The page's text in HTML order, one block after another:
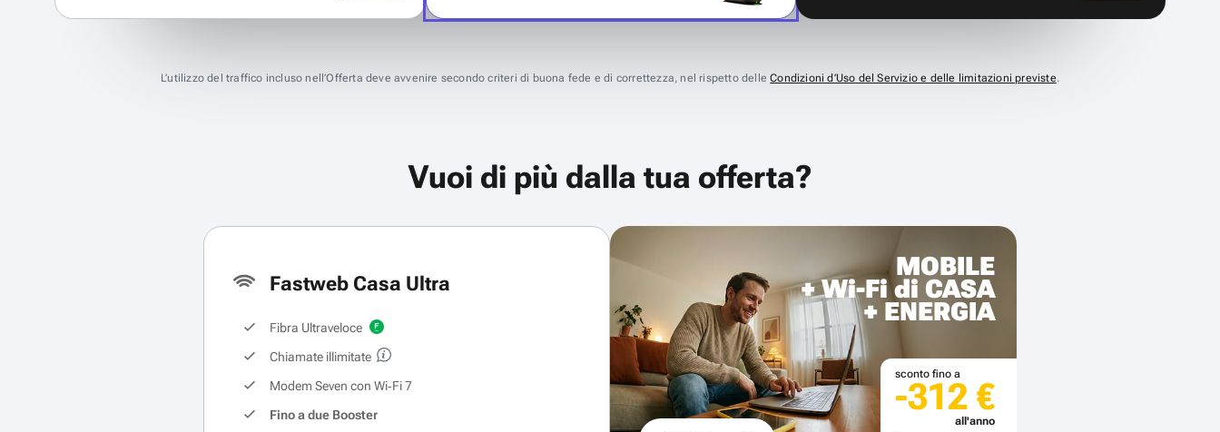
L’utilizzo del traffico incluso nell’Offerta deve avvenire secondo criteri di buona fede e di correttezza, nel rispetto delleCondizioni d’Uso del Servizio e delle limitazioni previste.
Vuoi di più dalla tua offerta?
Fastweb Casa Ultra
Fibra Ultraveloce
Chiamate illimitate
Modem Seven con Wi‑Fi 7
Fino a due Booster
MOBILE
+ Wi-Fi di CASA
+ ENERGIA
sconto fino a
-312 €
all'anno